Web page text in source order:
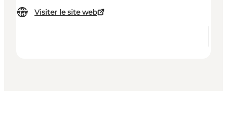
Visiter le site web